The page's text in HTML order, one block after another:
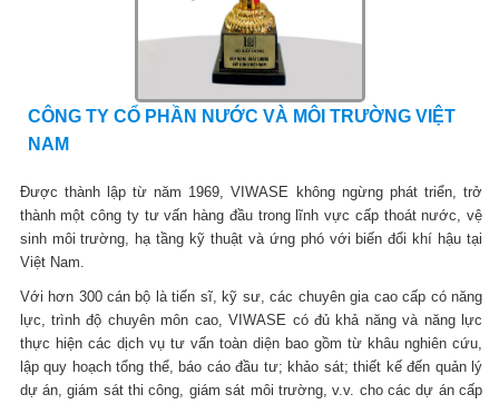
CÔNG TY CỔ PHẦN NƯỚC VÀ MÔI TRƯỜNG VIỆT
NAM
Được thành lập từ năm 1969, VIWASE không ngừng phát triển, trở
thành một công ty tư vấn hàng đầu trong lĩnh vực cấp thoát nước, vệ
sinh môi trường, hạ tầng kỹ thuật và ứng phó với biến đổi khí hậu tại
Việt Nam.
Với hơn 300 cán bộ là tiến sĩ, kỹ sư, các chuyên gia cao cấp có năng
lực, trình độ chuyên môn cao, VIWASE có đủ khả năng và năng lực
thực hiện các dịch vụ tư vấn toàn diện bao gồm từ khâu nghiên cứu,
lập quy hoạch tổng thể, báo cáo đầu tư; khảo sát; thiết kế đến quản lý
dự án, giám sát thi công, giám sát môi trường, v.v. cho các dự án cấp